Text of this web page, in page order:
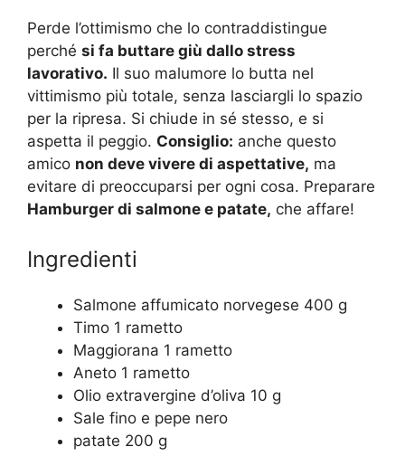
Perde l’ottimismo che lo contraddistingue
perché si fa buttare giù dallo stress
lavorativo. Il suo malumore lo butta nel
vittimismo più totale, senza lasciargli lo spazio
per la ripresa. Si chiude in sé stesso, e si
aspetta il peggio. Consiglio: anche questo
amico non deve vivere di aspettative, ma
evitare di preoccuparsi per ogni cosa. Preparare
Hamburger di salmone e patate, che affare!
Ingredienti
Salmone affumicato norvegese 400 g
Timo 1 rametto
Maggiorana 1 rametto
Aneto 1 rametto
Olio extravergine d’oliva 10 g
Sale fino e pepe nero
patate 200 g